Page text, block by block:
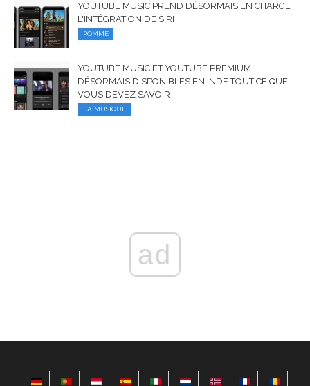
YOUTUBE MUSIC PREND DÉSORMAIS EN CHARGE
L'INTÉGRATION DE SIRI
POMME
YOUTUBE MUSIC ET YOUTUBE PREMIUM
DÉSORMAIS DISPONIBLES EN INDE TOUT CE QUE
VOUS DEVEZ SAVOIR
LA MUSIQUE
ad